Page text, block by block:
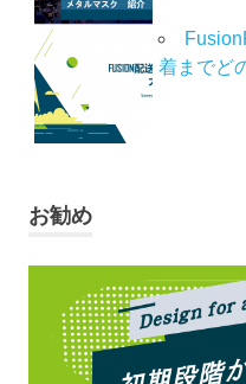
着までど
お勧め